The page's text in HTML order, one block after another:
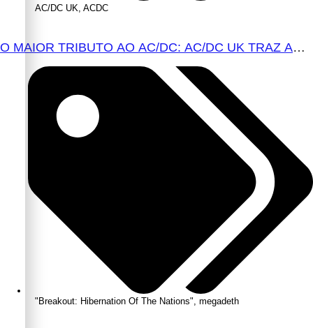
AC/DC UK ACDC
O MAIOR TRIBUTO AO AC/DC: AC/DC UK TRAZ AO
GERAÇÕES
"Breakout: Hibernation Of The Nations", megadeth